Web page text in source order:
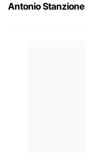
Antonio Stanzione